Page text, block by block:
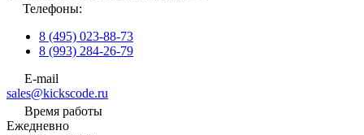
Телефоны:
8 (495) 023-88-73
8 (993) 284-26-79
E-mail
sales@kickscode.ru
Время работы
Ежедневно